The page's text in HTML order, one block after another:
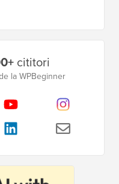
cititori
la WPBeginner